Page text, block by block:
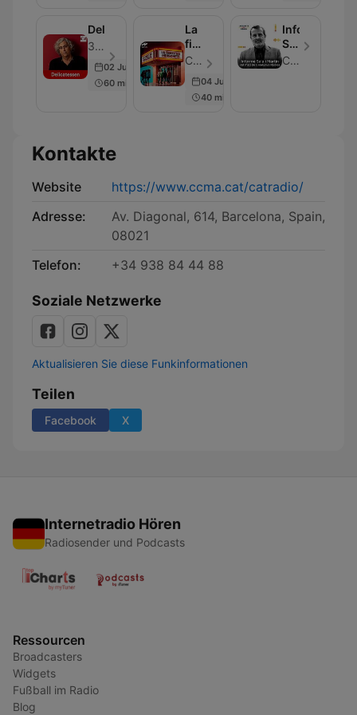
DeliCatessen
3CatCultura - Folge 350
02 Jul 2026
60 min
La
finestra
indiscreta
Catalunya Ràdio - Folge 350
04 Jul 2026
40 min
Informe
Sala
i Catalunya Ràdio
Kontakte
Website
https://www.ccma.cat/catradio/
Adresse:
Av. Diagonal, 614, Barcelona, Spain,
08021
Telefon:
+34 938 84 44 88
Soziale Netzwerke
Aktualisieren Sie diese Funkinformationen
Teilen
Facebook X
Internetradio Hören
Radiosender und Podcasts
Ressourcen
Broadcasters
Widgets
Fußball im Radio
Blog